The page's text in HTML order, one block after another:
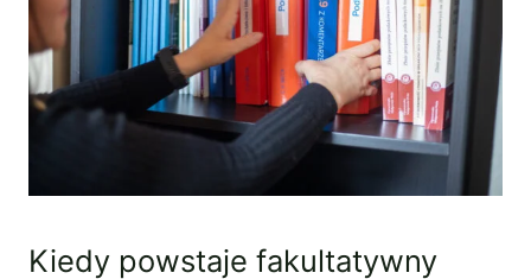
Kiedy powstaje fakultatywny